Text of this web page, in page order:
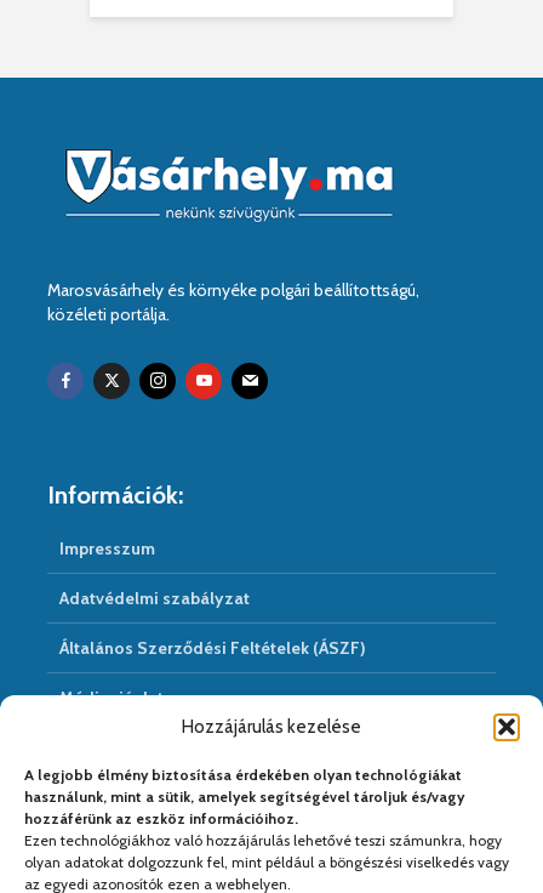
Hozzájárulás kezelése
A legjobb élmény biztosítása érdekében olyan technológiákat
használunk, mint a sütik, amelyek segítségével tároljuk és/vagy
hozzáférünk az eszköz információihoz.
Ezen technológiákhoz való hozzájárulás lehetővé teszi számunkra, hogy
olyan adatokat dolgozzunk fel, mint például a böngészési viselkedés vagy
az egyedi azonosítók ezen a webhelyen.
Marosvásárhely és környéke polgári beállítottságú,
közéleti portálja.
Információk:
Impresszum
Adatvédelmi szabályzat
Általános Szerződési Feltételek (ÁSZF)
Médiaajánlat
Médiapartnereink: